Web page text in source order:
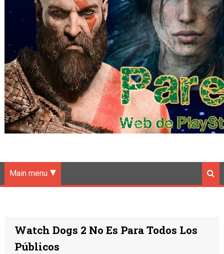
Main menu
Watch Dogs 2 No Es Para Todos Los
Públicos